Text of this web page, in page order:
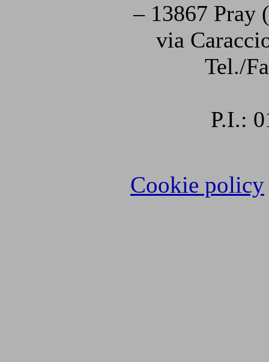
– 13867 Pray
via
Tel./
P.I.:
Cookie policy